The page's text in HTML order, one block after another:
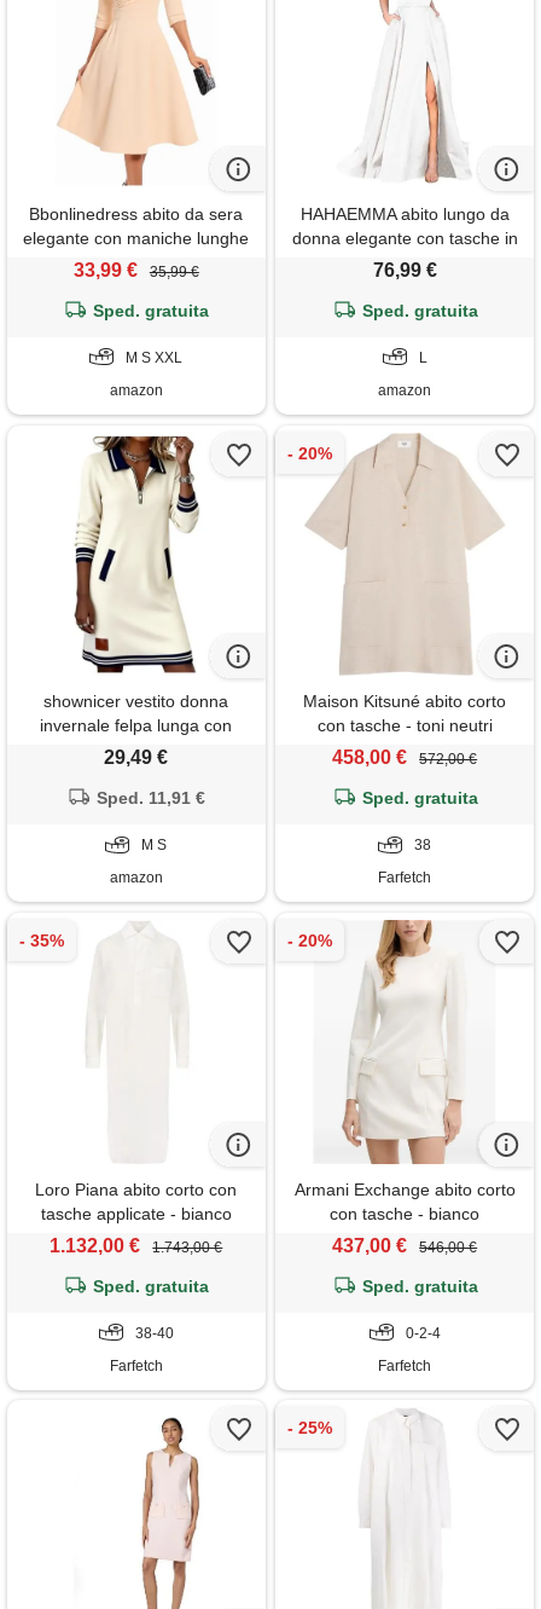
Bbonlinedress abito da sera
elegante con maniche lunghe
per matrimonio, invernale
cocktail rockabilly
33,99 € 35,99 €
Sped. gratuita
M S XXL
amazon
HAHAEMMA abito lungo da
donna elegante con tasche in
raso linea ad a abito da sera
spaghetti abito da sposa abito
damigella d'onore
76,99 €
Sped. gratuita
L
amazon
shownicer vestito donna
invernale felpa lunga con
tasche abito in felpa manica
autunnale invernale a beige m
29,49 €
Sped. 11,91 €
M S
amazon
Maison Kitsuné abito corto
con tasche - toni neutri
458,00 € 572,00 €
Sped. gratuita
38
Farfetch
Loro Piana abito corto con
tasche applicate - bianco
1.132,00 € 1.743,00 €
Sped. gratuita
38-40
Farfetch
Armani Exchange abito corto
con tasche - bianco
437,00 € 546,00 €
Sped. gratuita
0-2-4
Farfetch